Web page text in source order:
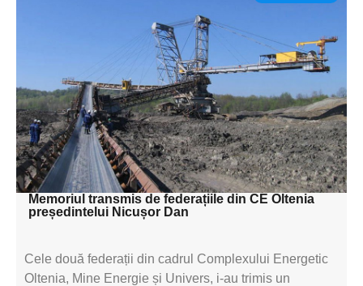
Adaugă aici textul pentru
subtitluAdaugă aici
textul pentru
subtitluAdaugă aici
textul pentru
subtitluAdaugă aici
textul pentru subti
Memoriul transmis de federațiile din CE Oltenia
președintelui Nicușor Dan
Cele două federații din cadrul Complexului Energetic
Oltenia, Mine Energie și Univers, i-au trimis un